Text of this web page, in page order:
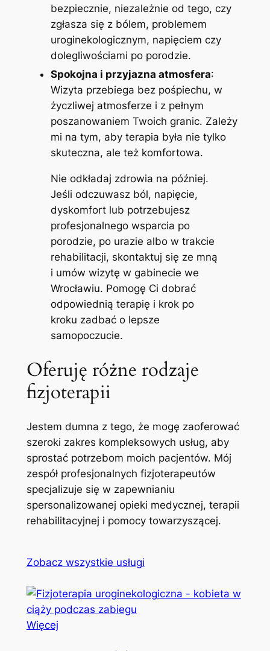
bezpiecznie, niezależnie od tego, czy
zgłasza się z bólem, problemem
uroginekologicznym, napięciem czy
dolegliwościami po porodzie.
Spokojna i przyjazna atmosfera:
Wizyta przebiega bez pośpiechu, w
życzliwej atmosferze i z pełnym
poszanowaniem Twoich granic. Zależy
mi na tym, aby terapia była nie tylko
skuteczna, ale też komfortowa.
Nie odkładaj zdrowia na później.
Jeśli odczuwasz ból, napięcie,
dyskomfort lub potrzebujesz
profesjonalnego wsparcia po
porodzie, po urazie albo w trakcie
rehabilitacji, skontaktuj się ze mną
i umów wizytę w gabinecie we
Wrocławiu. Pomogę Ci dobrać
odpowiednią terapię i krok po
kroku zadbać o lepsze
samopoczucie.
Oferuję różne rodzaje
fizjoterapii
Jestem dumna z tego, że mogę zaoferować
szeroki zakres kompleksowych usług, aby
sprostać potrzebom moich pacjentów. Mój
zespół profesjonalnych fizjoterapeutów
specjalizuje się w zapewnianiu
spersonalizowanej opieki medycznej, terapii
rehabilitacyjnej i pomocy towarzyszącej.
Zobacz wszystkie usługi
Więcej